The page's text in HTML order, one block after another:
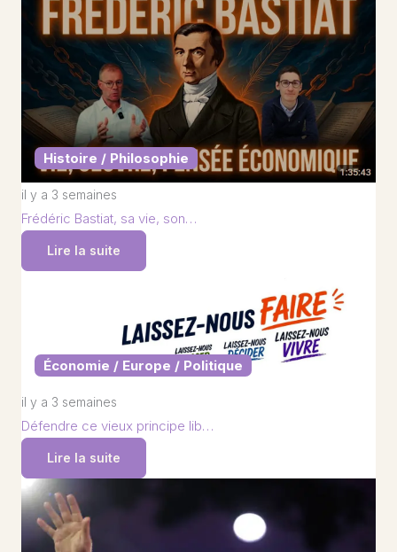
Histoire / Philosophie
il y a 3 semaines
Frédéric Bastiat, sa vie, son…
Lire la suite
Économie / Europe / Politique
il y a 3 semaines
Défendre ce vieux principe lib…
Lire la suite